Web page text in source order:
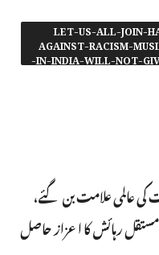
#LET-US-ALL-JOIN-
AGAINST-RACISM-
IN-INDIA-WILL-NOT-
عالمی علامت بن گئے،
مستقل رہائش کا اعزاز حاصل